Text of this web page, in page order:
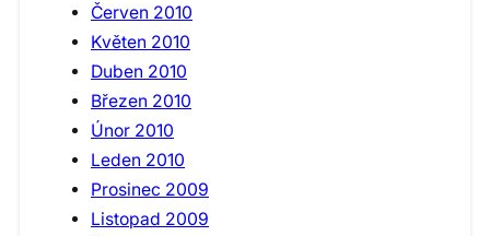
Červen 2010
Květen 2010
Duben 2010
Březen 2010
Únor 2010
Leden 2010
Prosinec 2009
Listopad 2009